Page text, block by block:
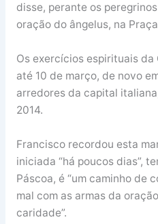
disse, perante os
oração do ângelus, na
Os exercícios espirituais da
até 10 de março, de novo
arredores da capital
2014.
Francisco recordou esta
iniciada “há poucos dias”,
Páscoa, é “um caminho de
mal com as armas da
caridade”.